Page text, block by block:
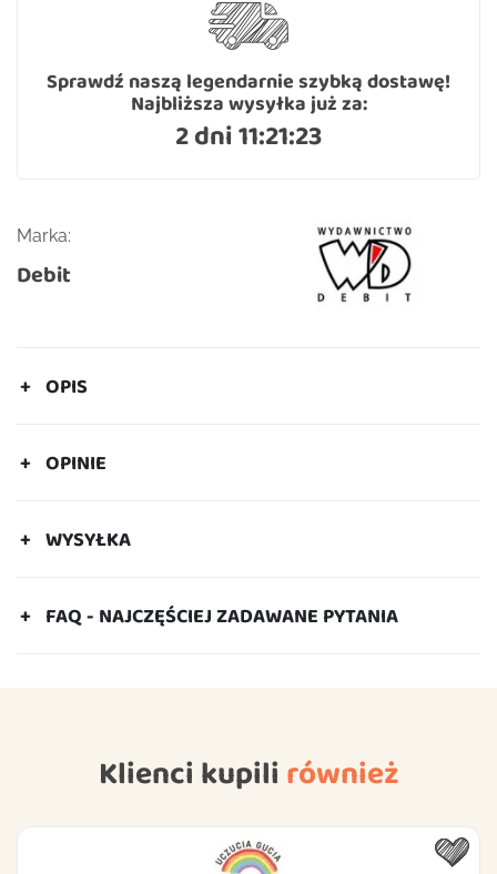
Sprawdź naszą legendarnie szybką dostawę!
Najbliższa wysyłka już za:
2 dni 11:21:23
Marka:
Debit
OPIS
OPINIE
WYSYŁKA
FAQ - NAJCZĘŚCIEJ ZADAWANE PYTANIA
Klienci kupili również